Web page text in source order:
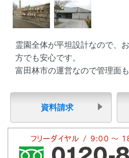
霊園全体が平坦設計なので、
方でも安心です。
富田林市の運営なので管理面も
資料請求